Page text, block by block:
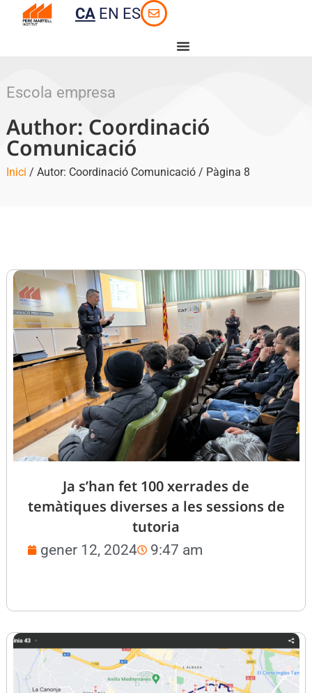
CA EN ES
Escola empresa
Author: Coordinació
Comunicació
Inici / Autor: Coordinació Comunicació / Pàgina 8
Ja s’han fet 100 xerrades de
temàtiques diverses a les sessions de
tutoria
gener 12, 2024 9:47 am